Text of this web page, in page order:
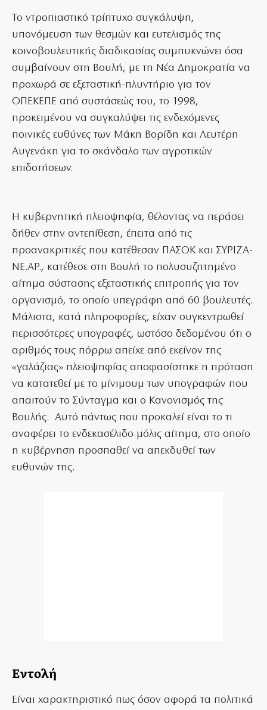
Το ντροπιαστικό τρίπτυχο συγκάλυψη,
υπονόμευση των θεσμών και ευτελισμός της
κοινοβουλευτικής διαδικασίας συμπυκνώνει όσα
συμβαίνουν στη Βουλή, με τη Νέα Δημοκρατία να
προχωρά σε εξεταστική-πλυντήριο για τον
ΟΠΕΚΕΠΕ από συστάσεώς του, το 1998,
προκειμένου να συγκαλύψει τις ενδεχόμενες
ποινικές ευθύνες των Μάκη Βορίδη και Λευτέρη
Αυγενάκη για το σκάνδαλο των αγροτικών
επιδοτήσεων.
Η κυβερνητική πλειοψηφία, θέλοντας να περάσει
δήθεν στην αντεπίθεση, έπειτα από τις
προανακριτικές που κατέθεσαν ΠΑΣΟΚ και ΣΥΡΙΖΑ-
ΝΕ.ΑΡ., κατέθεσε στη Βουλή το πολυσυζητημένο
αίτημα σύστασης εξεταστικής επιτροπής για τον
οργανισμό, το οποίο υπεγράφη από 60 βουλευτές.
Μάλιστα, κατά πληροφορίες, είχαν συγκεντρωθεί
περισσότερες υπογραφές, ωστόσο δεδομένου ότι ο
αριθμός τους πόρρω απείχε από εκείνον της
«γαλάζιας» πλειοψηφίας αποφασίστηκε η πρόταση
να κατατεθεί με το μίνιμουμ των υπογραφών που
απαιτούν το Σύνταγμα και ο Κανονισμός της
Βουλής. Αυτό πάντως που προκαλεί είναι το τι
αναφέρει το ενδεκασέλιδο μόλις αίτημα, στο οποίο
η κυβέρνηση προσπαθεί να απεκδυθεί των
ευθυνών της.
Εντολή
Είναι χαρακτηριστικό πως όσον αφορά τα πολιτικά